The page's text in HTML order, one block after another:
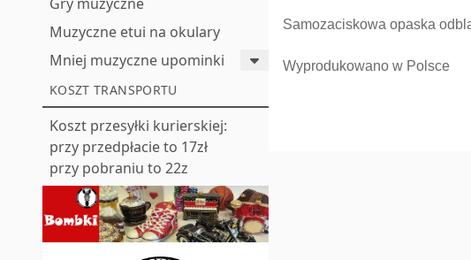
Muzyczne etui na okulary
Mniej muzyczne upominki
KOSZT TRANSPORTU
Koszt przesyłki kurierskiej:
przy przedpłacie to 17zł
przy pobraniu to 22z
Samozaciskowa opaska
Wyprodukowano w Polsce